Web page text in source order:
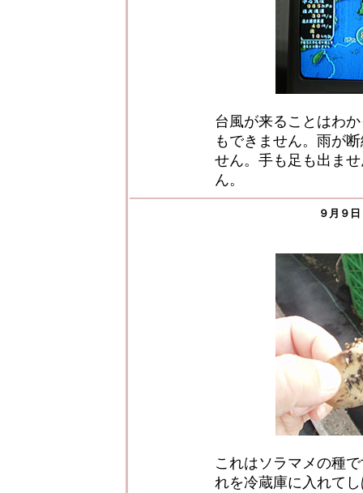
台風が来ることはわ
もできません。雨が
せん。手も足も出ま
ん。
９月９
これはソラマメの種
れを冷蔵庫に入れて